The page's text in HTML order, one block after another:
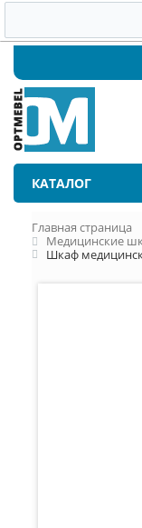
КАТАЛОГ
Главная страница
Медицинские
Шкаф